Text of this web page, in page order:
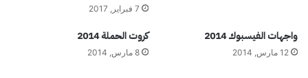
7 فبراير, 2017
واجهات الفيسبوك 2014
12 مارس, 2014
كروت الحملة 2014
8 مارس, 2014